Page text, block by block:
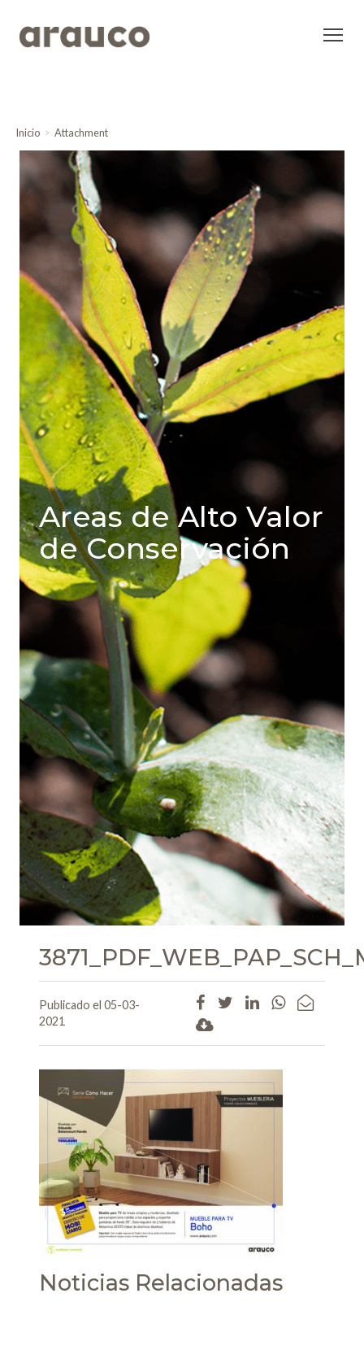
Inicio Attachment
Areas de Alto Valor
de Conservación
Publicado el 05-03-
2021
Noticias Relacionadas